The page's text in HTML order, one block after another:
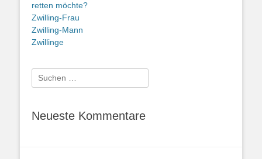
retten möchte?
Zwilling-Frau
Zwilling-Mann
Zwillinge
Suche
nach:
Neueste Kommentare